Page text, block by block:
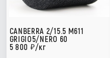
CANBERRA 2/15.5 M611
GRIGIO5/NERO 60
5 800
/кг